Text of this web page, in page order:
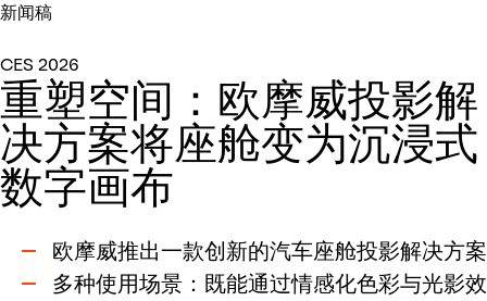
新闻稿
CES 2026
重塑空间：欧摩威投影解
决方案将座舱变为沉浸式
数字画布
欧摩威推出一款创新的汽车座舱投影解决方案
多种使用场景：既能通过情感化色彩与光影效